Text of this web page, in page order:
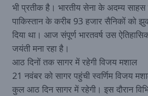
भी प्रतीक है। भारतीय सेना के अदम्य
पाकिस्तान के करीब 93 हजार सैनिकों को
दिया था। आज संपूर्ण भारतवर्ष उस
जयंती मना रहा है।
आठ दिनों तक सागर में रहेगी विजय मशाल
21 नवंबर को सागर पहुंची स्वर्णिम विजय
कुल आठ दिन सागर में रहेगी। इस दौरान